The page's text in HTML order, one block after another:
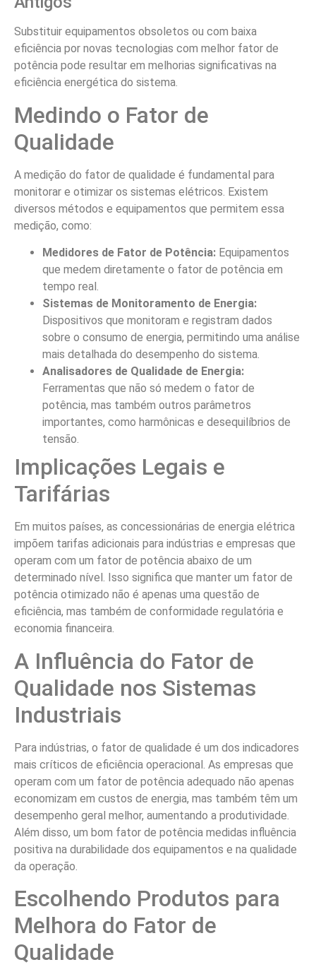
Substituir equipamentos obsoletos ou com baixa
eficiência por novas tecnologias com melhor fator de
potência pode resultar em melhorias significativas na
eficiência energética do sistema.
Medindo o Fator de
Qualidade
A medição do fator de qualidade é fundamental para
monitorar e otimizar os sistemas elétricos. Existem
diversos métodos e equipamentos que permitem essa
medição, como:
Medidores de Fator de Potência: Equipamentos
que medem diretamente o fator de potência em
tempo real.
Sistemas de Monitoramento de Energia:
Dispositivos que monitoram e registram dados
sobre o consumo de energia, permitindo uma análise
mais detalhada do desempenho do sistema.
Analisadores de Qualidade de Energia:
Ferramentas que não só medem o fator de
potência, mas também outros parâmetros
importantes, como harmônicas e desequilíbrios de
tensão.
Implicações Legais e
Tarifárias
Em muitos países, as concessionárias de energia elétrica
impõem tarifas adicionais para indústrias e empresas que
operam com um fator de potência abaixo de um
determinado nível. Isso significa que manter um fator de
potência otimizado não é apenas uma questão de
eficiência, mas também de conformidade regulatória e
economia financeira.
A Influência do Fator de
Qualidade nos Sistemas
Industriais
Para indústrias, o fator de qualidade é um dos indicadores
mais críticos de eficiência operacional. As empresas que
operam com um fator de potência adequado não apenas
economizam em custos de energia, mas também têm um
desempenho geral melhor, aumentando a produtividade.
Além disso, um bom fator de potência medidas influência
positiva na durabilidade dos equipamentos e na qualidade
da operação.
Escolhendo Produtos para
Melhora do Fator de
Qualidade